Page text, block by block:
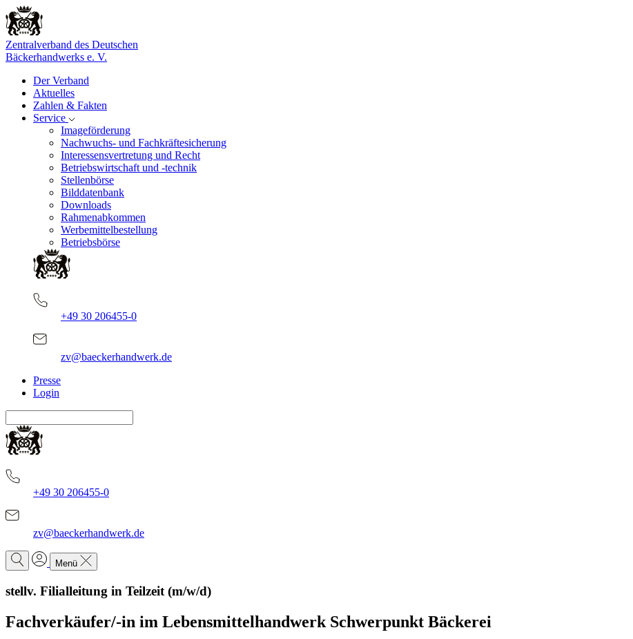
Zentralverband des Deutschen
Bäckerhandwerks e. V.
Der Verband
Aktuelles
Zahlen & Fakten
Service
Imageförderung
Nachwuchs- und Fachkräftesicherung
Interessensvertretung und Recht
Betriebswirtschaft und -technik
Stellenbörse
Bilddatenbank
Downloads
Rahmenabkommen
Werbemittelbestellung
Betriebsbörse
+49 30 206455-0
zv@baeckerhandwerk.de
Presse
Login
+49 30 206455-0
zv@baeckerhandwerk.de
Menü
stellv. Filialleitung in Teilzeit (m/w/d)
Fachverkäufer/-in im Lebensmittelhandwerk Schwerpunkt Bäckerei